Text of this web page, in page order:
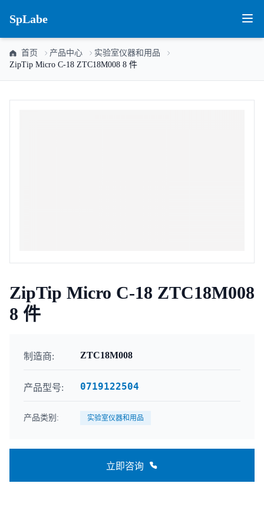
SpLabe
首页 产品中心
实验室仪器和用品
ZipTip Micro C-18 ZTC18M008 8 件
ZipTip Micro C-18 ZTC18M008
8 件
制造商: ZTC18M008
产品型号: 0719122504
产品类别: 实验室仪器和用品
立即咨询